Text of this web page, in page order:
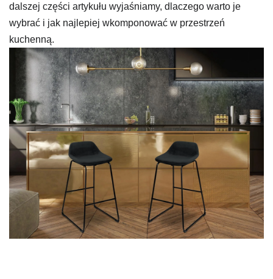
dalszej części artykułu wyjaśniamy, dlaczego warto je
wybrać i jak najlepiej wkomponować w przestrzeń
kuchenną.